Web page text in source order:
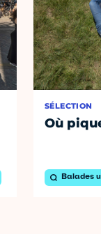
SÉLECTION
Où
Balades